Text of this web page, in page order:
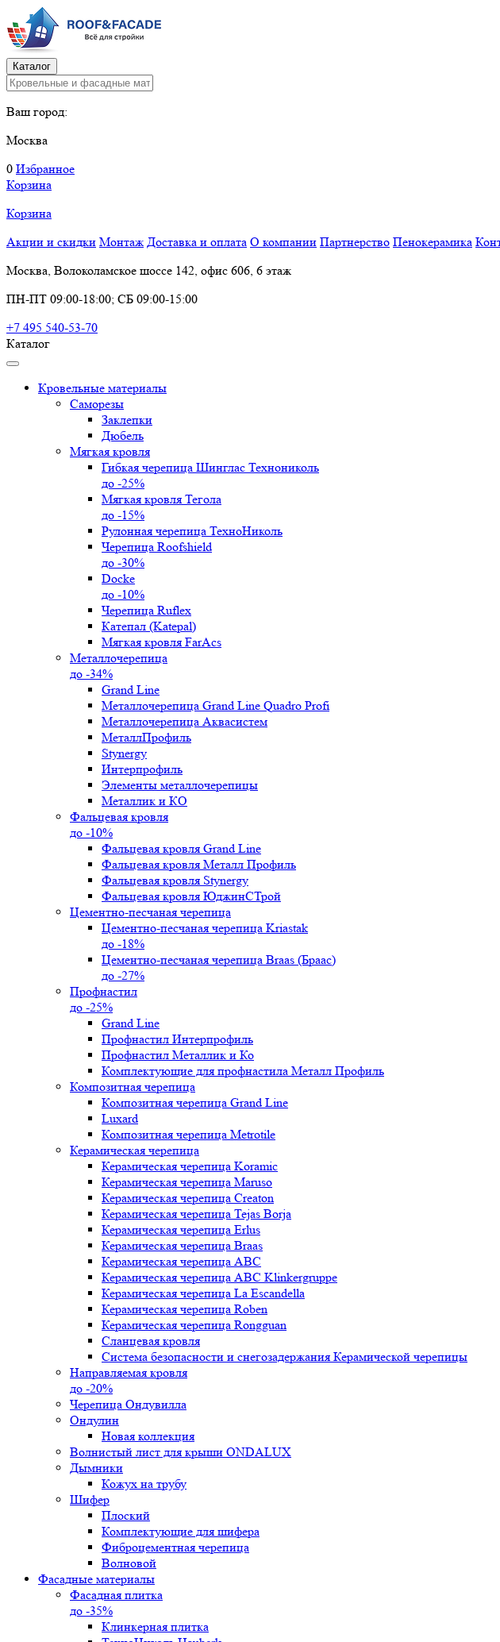
Каталог
Ваш город:
Москва
0 Избранное
Корзина
Корзина
Акции и скидки Монтаж Доставка и оплата О компании Партнерство Пенокерамика
Москва, Волоколамское шоссе 142, офис 606, 6 этаж
ПН-ПТ 09:00-18:00; СБ 09:00-15:00
+7 495 540-53-70
Каталог
Кровельные материалы
Саморезы
Заклепки
Дюбель
Мягкая кровля
Гибкая черепица Шинглас Технониколь
до -25%
Мягкая кровля Тегола
до -15%
Рулонная черепица ТехноНиколь
Черепица Roofshield
до -30%
Docke
до -10%
Черепица Ruflex
Катепал (Katepal)
Мягкая кровля FarAcs
Металлочерепица
до -34%
Grand Line
Металлочерепица Grand Line Quadro Profi
Металлочерепица Аквасистем
МеталлПрофиль
Stynergy
Интерпрофиль
Элементы металлочерепицы
Металлик и КО
Фальцевая кровля
до -10%
Фальцевая кровля Grand Line
Фальцевая кровля Металл Профиль
Фальцевая кровля Stynergy
Фальцевая кровля ЮджинСТрой
Цементно-песчаная черепица
Цементно-песчаная черепица Kriastak
до -18%
Цементно-песчаная черепица Braas (Браас)
до -27%
Профнастил
до -25%
Grand Line
Профнастил Интерпрофиль
Профнастил Металлик и Ко
Комплектующие для профнастила Металл Профиль
Композитная черепица
Композитная черепица Grand Line
Luxard
Композитная черепица Metrotile
Керамическая черепица
Керамическая черепица Koramic
Керамическая черепица Maruso
Керамическая черепица Creaton
Керамическая черепица Tejas Borja
Керамическая черепица Erlus
Керамическая черепица Braas
Керамическая черепица ABC
Керамическая черепица ABC Klinkergruppe
Керамическая черепица La Escandella
Керамическая черепица Roben
Керамическая черепица Rongguan
Сланцевая кровля
Система безопасности и снегозадержания Керамической черепицы
Направляемая кровля
до -20%
Черепица Ондувилла
Ондулин
Новая коллекция
Волнистый лист для крыши ONDALUX
Дымники
Кожух на трубу
Шифер
Плоский
Комплектующие для шифера
Фиброцементная черепица
Волновой
Фасадные материалы
Фасадная плитка
до -35%
Клинкерная плитка